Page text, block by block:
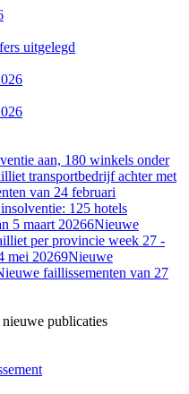
uitgelegd
aan, 180 winkels onder
transportbedrijf achter met
van 24 februari
125 hotels
5 maart 20266Nieuwe
per provincie week 27 -
mei 20269Nieuwe
faillissementen van 27
publicaties